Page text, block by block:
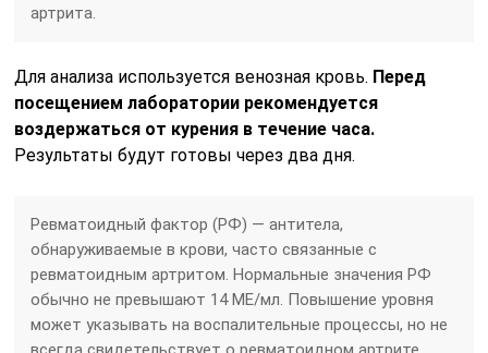
артрита.
Для анализа используется венозная кровь. Перед
посещением лаборатории рекомендуется
воздержаться от курения в течение часа.
Результаты будут готовы через два дня.
Ревматоидный фактор (РФ) — антитела,
обнаруживаемые в крови, часто связанные с
ревматоидным артритом. Нормальные значения РФ
обычно не превышают 14 МЕ/мл. Повышение уровня
может указывать на воспалительные процессы, но не